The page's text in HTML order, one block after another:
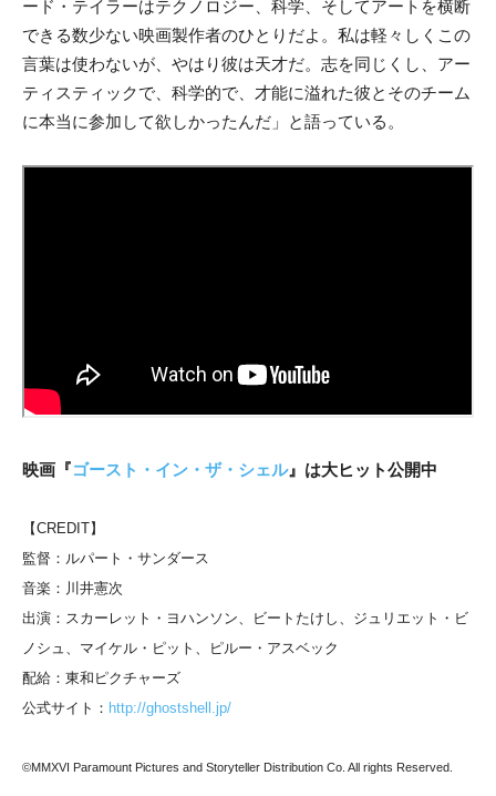
ード・テイラーはテクノロジー、科学、そしてアートを横断
できる数少ない映画製作者のひとりだよ。私は軽々しくこの
言葉は使わないが、やはり彼は天才だ。志を同じくし、アー
ティスティックで、科学的で、才能に溢れた彼とそのチーム
に本当に参加して欲しかったんだ」と語っている。
映画『ゴースト・イン・ザ・シェル』は大ヒット公開中
【CREDIT】
監督：ルパート・サンダース
音楽：川井憲次
出演：スカーレット・ヨハンソン、ビートたけし、ジュリエット・ビ
ノシュ、マイケル・ピット、ピルー・アスベック
配給：東和ピクチャーズ
公式サイト： http://ghostshell.jp/
©MMXVI Paramount Pictures and Storyteller Distribution Co. All rights Reserved.